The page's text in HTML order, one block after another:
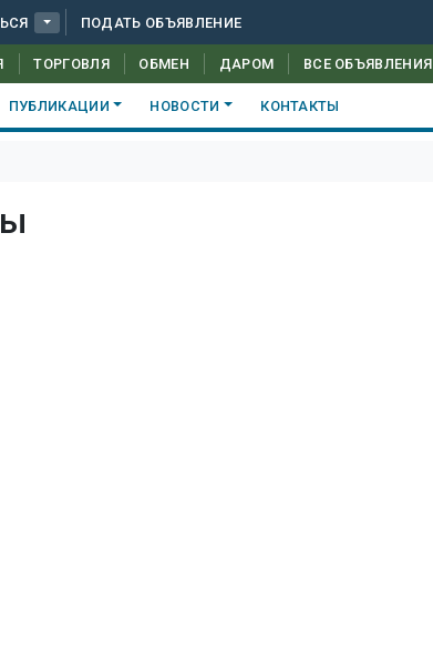
ПОДАТЬ ОБЪЯВЛЕНИЕ
ТОРГОВЛЯ ОБМЕН ДАРОМ ВСЕ ОБЪЯВЛЕНИЯ
ПУБЛИКАЦИИ НОВОСТИ КОНТАКТЫ